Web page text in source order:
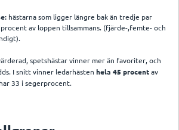
hästarna som ligger längre bak än tredje par
av loppen tillsammans. (fjärde-,femte- och
spetshästar vinner mer än favoriter, och
I snitt vinner ledarhästen hela 45 procent av
33 i segerprocent.